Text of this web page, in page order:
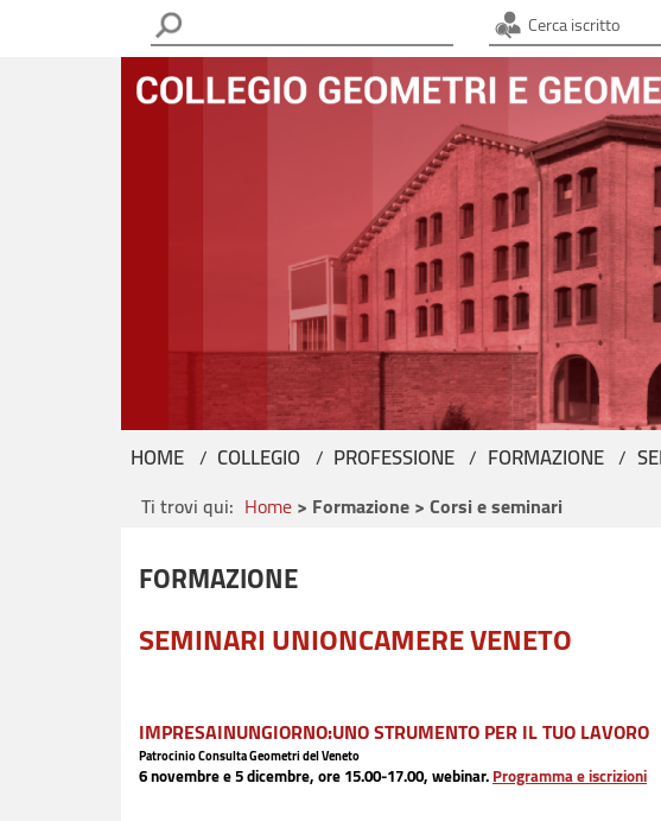
Cerca iscritto
HOME COLLEGIO PROFESSIONE FORMAZIONE
Ti trovi qui: Home> Formazione > Corsi e seminari
FORMAZIONE
SEMINARI UNIONCAMERE VENETO
IMPRESAINUNGIORNO:UNO STRUMENTO PER IL TUO LAVORO
Patrocinio Consulta Geometri del Veneto
6 novembre e 5 dicembre, ore 15.00-17.00, webinar.Programma e iscrizioni